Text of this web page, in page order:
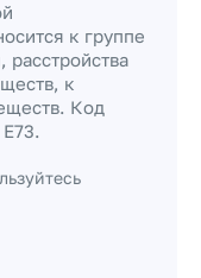
к группе
к
Код